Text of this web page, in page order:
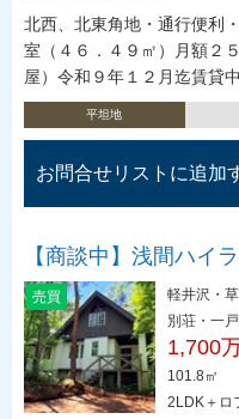
北西、北東角地・通行便利
室（４６．４９㎡）月額２
屋）令和９年１２月迄賃貸中
平坦地
お問合せリストに追加
【商談中】浅間ハイ
売買
軽井沢・
別荘・一
1,700
101.8㎡
2LDK＋ロ